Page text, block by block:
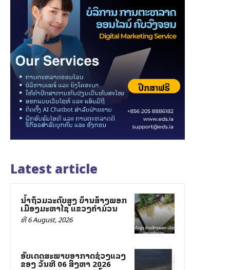
Latest article
ນ້ຳຖ້ວມລະດັບສູງ ບ້ານສ້າງພອກ
ເມືອງມະຫາໄຊ ແຂວງຄຳມ່ວນ
ທີ 6 August, 2026
ອັບເດດສະພາບອາກາດຊ່ວງແລງ
ຂອງ ວັນທີ 06 ສິງຫາ 2026